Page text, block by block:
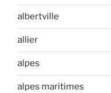
albertville
allier
alpes
alpes maritimes